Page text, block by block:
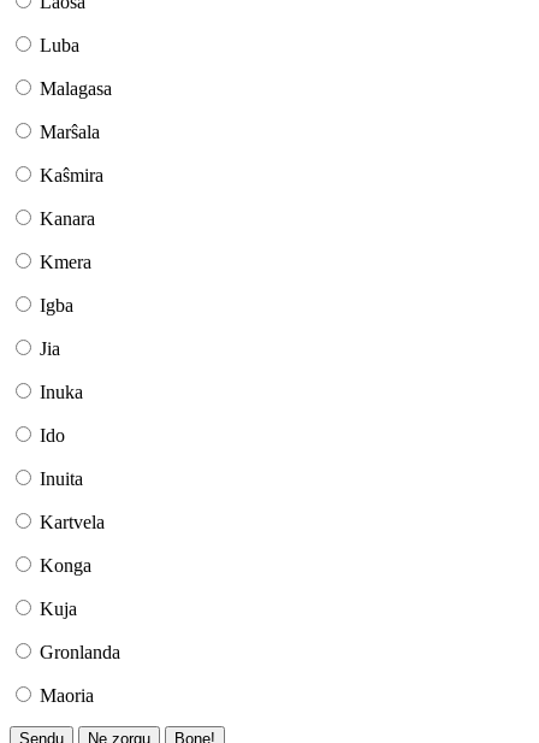
Luba
Malagasa
Marŝala
Kaŝmira
Kanara
Kmera
Igba
Jia
Inuka
Ido
Inuita
Kartvela
Konga
Kuja
Gronlanda
Maoria
Sendu Ne zorgu Bone!